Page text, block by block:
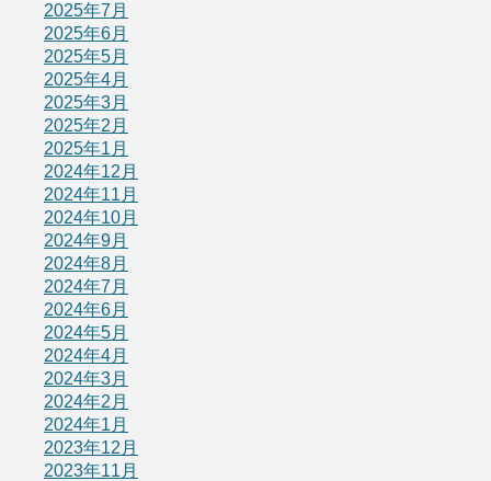
2025年7月
2025年6月
2025年5月
2025年4月
2025年3月
2025年2月
2025年1月
2024年12月
2024年11月
2024年10月
2024年9月
2024年8月
2024年7月
2024年6月
2024年5月
2024年4月
2024年3月
2024年2月
2024年1月
2023年12月
2023年11月